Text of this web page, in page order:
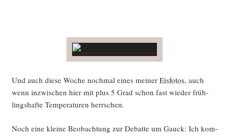
Und auch die­se Woche noch­mal eines mei­ner Eis­fo­tos, auch
wenn inzwi­schen hier mit plus 5 Grad schon fast wie­der früh­
lings­haf­te Tem­pe­ra­tu­ren herrschen.
Noch eine klei­ne Beob­ach­tung zur Debat­te um Gauck: Ich kom­